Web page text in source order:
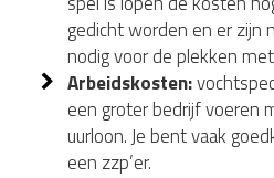
gedicht worden en er zijn
nodig voor de plekken
Arbeidskosten:
een groter bedrijf voeren
uurloon. Je bent vaak
een zzp’er.